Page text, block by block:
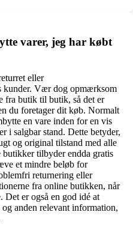
varer, jeg har købt
eller
kunder. Vær dog opmærksom
fra butik til butik, så det er
du foretager dit køb. Normalt
en vare inden for en vis
i salgbar stand. Dette betyder,
og original tilstand med alle
tilbyder endda gratis
et mindre beløb for
returnering eller
fra online butikken, når
Det er også en god idé at
anden relevant information,